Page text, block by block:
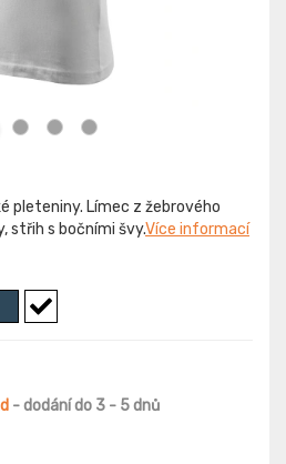
pleteniny. Límec z žebrového
střih s bočními švy.Více informací
- dodání do 3 - 5 dnů